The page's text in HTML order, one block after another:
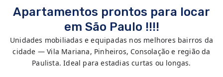
Apartamentos prontos para locar
em São Paulo !!!!
Unidades mobiliadas e equipadas nos melhores bairros da
cidade — Vila Mariana, Pinheiros, Consolação e região da
Paulista. Ideal para estadias curtas ou longas.